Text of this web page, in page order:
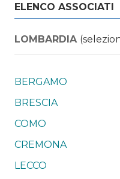
ELENCO ASSOCIATI
LOMBARDIA
BERGAMO
BRESCIA
COMO
CREMONA
LECCO